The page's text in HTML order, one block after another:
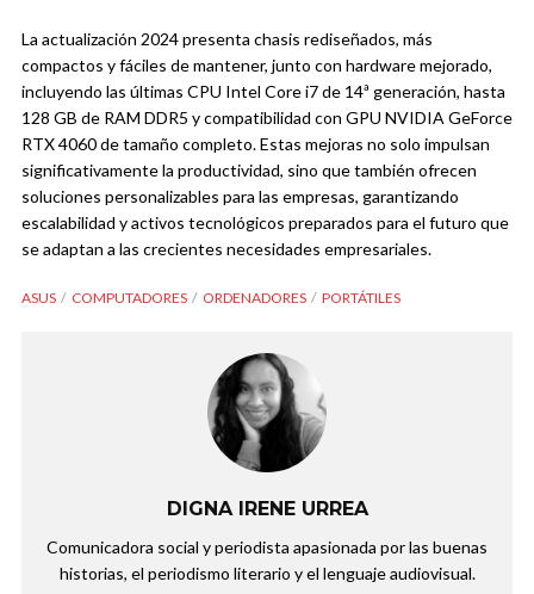
La actualización 2024 presenta chasis rediseñados, más
compactos y fáciles de mantener, junto con hardware mejorado,
incluyendo las últimas CPU Intel Core i7 de 14ª generación, hasta
128 GB de RAM DDR5 y compatibilidad con GPU NVIDIA GeForce
RTX 4060 de tamaño completo. Estas mejoras no solo impulsan
significativamente la productividad, sino que también ofrecen
soluciones personalizables para las empresas, garantizando
escalabilidad y activos tecnológicos preparados para el futuro que
se adaptan a las crecientes necesidades empresariales.
ASUS COMPUTADORES ORDENADORES PORTÁTILES
DIGNA IRENE URREA
Comunicadora social y periodista apasionada por las buenas
historias, el periodismo literario y el lenguaje audiovisual.